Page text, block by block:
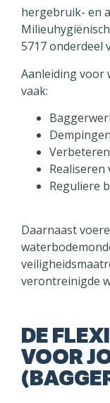
hergebruik- en
5717 onderdeel
Aanleiding voor
vaak:
Dempingen
Reguliere
Daarnaast
verontreinigde
DE
VOOR